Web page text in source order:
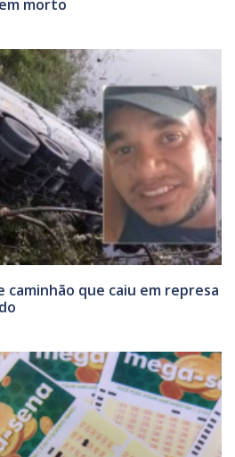
morto
que caiu em represa